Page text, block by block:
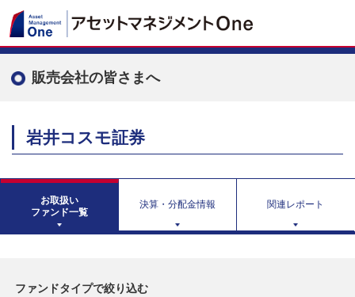
販売会社の皆さまへ
岩井コスモ証券
お取扱い
ファンド一覧
決算・分配金情報 関連レポート
ファンドタイプで絞り込む